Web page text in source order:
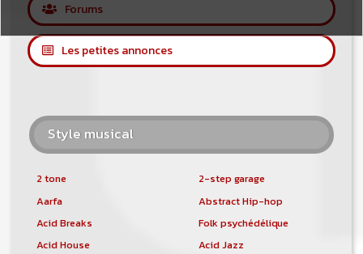
Forums
Les petites annonces
Style musical
2 tone
2-step garage
Aarfa
Abstract Hip-hop
Acid Breaks
Folk psychédélique
Acid House
Acid Jazz